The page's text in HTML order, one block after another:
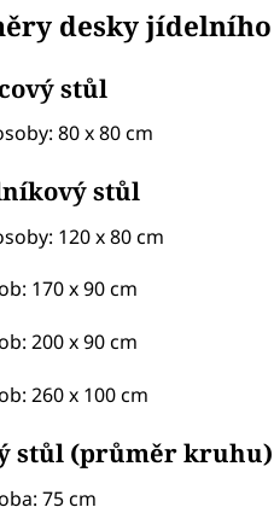
desky
stůl
80 x 80 cm
stůl
120 x 80 cm
170 x 90 cm
200 x 90 cm
260 x 100 cm
stůl (průměr kruhu)
75 cm